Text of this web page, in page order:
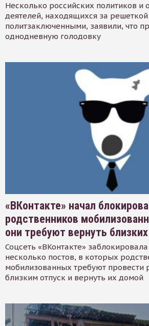
Несколько российских политиков и
деятелей, находящихся за
политзаключенными, заявили, что
однодневную голодовку
«ВКонтакте» начал
родственников
они требуют вернуть
Соцсеть «ВКонтакте»
несколько постов, в которых
мобилизованных требуют провести
близким отпуск и вернуть их домой